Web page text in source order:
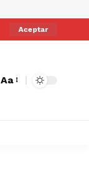
Aceptar
Aa